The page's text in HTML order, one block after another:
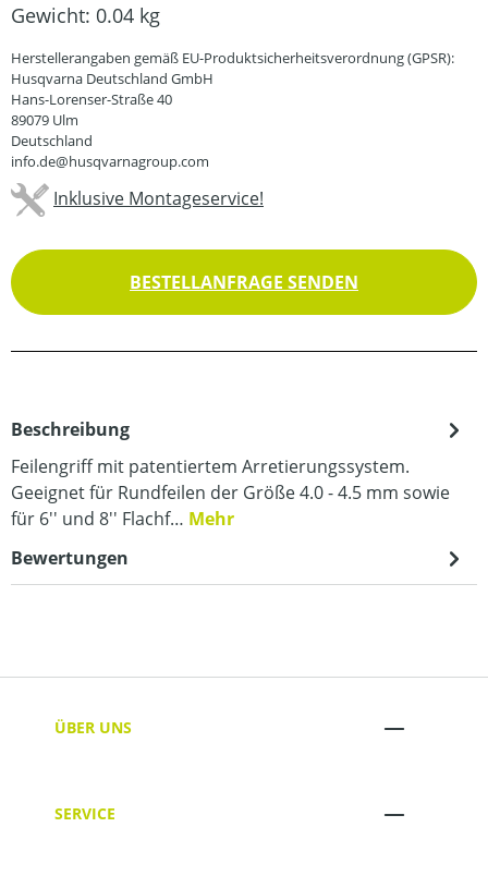
Gewicht: 0.04 kg
Herstellerangaben gemäß EU-Produktsicherheitsverordnung (GPSR):
Husqvarna Deutschland GmbH
Hans-Lorenser-Straße 40
89079 Ulm
Deutschland
info.de@husqvarnagroup.com
Inklusive Montageservice!
BESTELLANFRAGE SENDEN
Beschreibung
Feilengriff mit patentiertem Arretierungssystem.
Geeignet für Rundfeilen der Größe 4.0 - 4.5 mm sowie
für 6'' und 8'' Flachf… Mehr
Bewertungen
ÜBER UNS
SERVICE